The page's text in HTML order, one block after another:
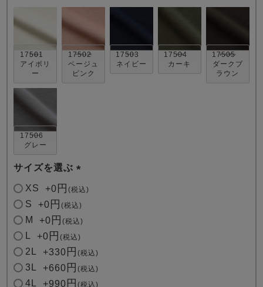
売れ筋ランキング
- Item Ranking -
新着商品
- New Arrival -
すべてのデザインのパジャマ一覧はこちら
17501
アイボリ
ー
17502
ベージュ
ピンク
17503
ネイビー
17504
カーキ
17505
ダークブ
ラウン
17506
グレー
サイズを選ぶ
(
)
XS +0 税込
S +0 税込
M +0 税込
+0 税込
2L +330 税込
3L +660 税込
4L +990 税込